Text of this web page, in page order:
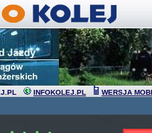
INFOKOLEJ.PL WERSJA